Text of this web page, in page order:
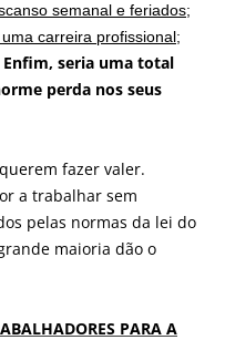
semanal e feriados;
carreira profissional;
Enfim, seria uma total
perda nos seus
fazer valer.
a trabalhar sem
pelas normas da lei do
maioria dão o
PARA A